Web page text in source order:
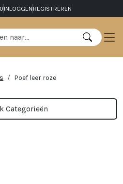
0 INLOGGEN REGISTREREN
Poef leer roze
Categorieën